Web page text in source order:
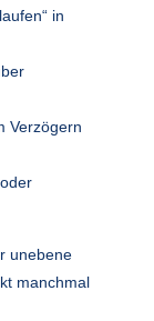
in
Verzögern
unebene
manchmal